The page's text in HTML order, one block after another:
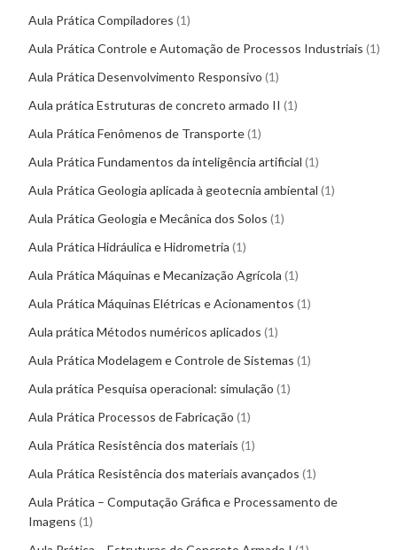
Aula Prática Compiladores 1
Aula Prática Controle e Automação de Processos Industriais 1
Aula Prática Desenvolvimento Responsivo 1
Aula prática Estruturas de concreto armado II 1
Aula Prática Fenômenos de Transporte 1
Aula Prática Fundamentos da inteligência artificial 1
Aula Prática Geologia aplicada à geotecnia ambiental 1
Aula Prática Geologia e Mecânica dos Solos 1
Aula Prática Hidráulica e Hidrometria 1
Aula Prática Máquinas e Mecanização Agrícola 1
Aula Prática Máquinas Elétricas e Acionamentos 1
Aula prática Métodos numéricos aplicados 1
Aula Prática Modelagem e Controle de Sistemas 1
Aula prática Pesquisa operacional: simulação 1
Aula Prática Processos de Fabricação 1
Aula Prática Resistência dos materiais 1
Aula Prática Resistência dos materiais avançados 1
Aula Prática – Computação Gráfica e Processamento de
Imagens 1